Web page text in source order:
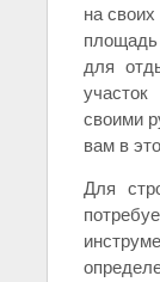
на
для
своими
вам в
Для